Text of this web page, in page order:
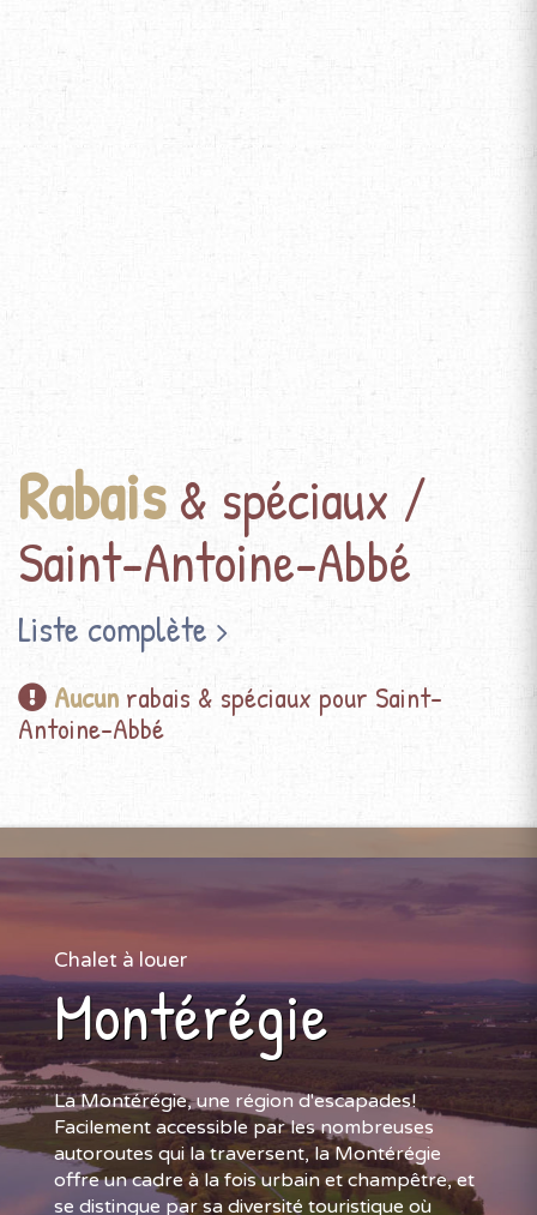
Rabais& spéciaux /
Saint-Antoine-Abbé
Liste complète
Aucun rabais & spéciaux pour Saint-
Antoine-Abbé
Chalet à louer
Montérégie
La Montérégie, une région d'escapades!
Facilement accessible par les nombreuses
autoroutes qui la traversent, la Montérégie
offre un cadre à la fois urbain et champêtre, et
se distingue par sa diversité touristique où